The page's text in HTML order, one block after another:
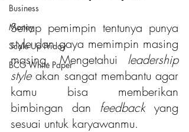
Business
Money
Scale Up Friday
BCG White Paper
Setiap pemimpin tentunya punya
style dan gaya memimpin masing
masing. Mengetahui leadership
style akan sangat membantu agar
kamu bisa memberikan
bimbingan dan feedback yang
sesuai untuk karyawanmu.